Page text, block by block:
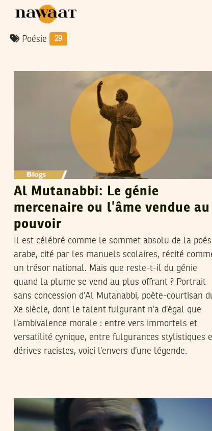
Poésie 29
Al Mutanabbi: Le génie
mercenaire ou l’âme vendue au
pouvoir
Il est célébré comme le sommet absolu de la
arabe, cité par les manuels scolaires, récité
un trésor national. Mais que reste-t-il du génie
quand la plume se vend au plus offrant ? Portrait
sans concession d’Al Mutanabbi, poète-courtisan
Xe siècle, dont le talent fulgurant n’a d’égal que
l’ambivalence morale : entre vers immortels et
versatilité cynique, entre fulgurances stylistiques
dérives racistes, voici l’envers d’une légende.